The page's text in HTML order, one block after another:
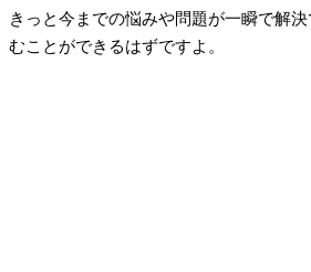
きっと今までの悩みや問題が一瞬で解
むことができるはずですよ。